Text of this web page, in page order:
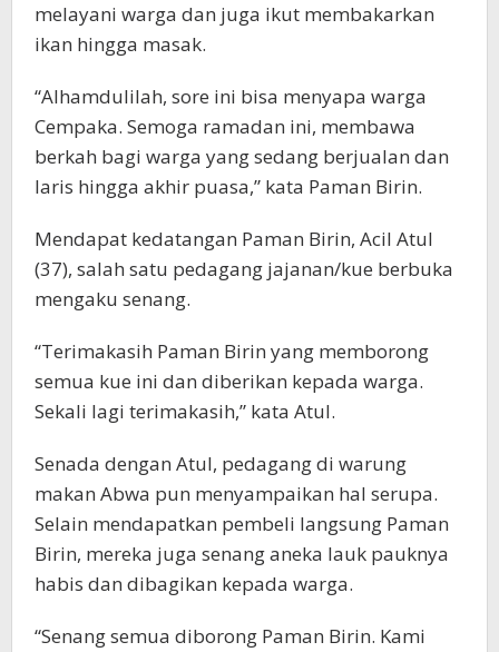
melayani warga dan juga ikut membakarkan
ikan hingga masak.
“Alhamdulilah, sore ini bisa menyapa warga
Cempaka. Semoga ramadan ini, membawa
berkah bagi warga yang sedang berjualan dan
laris hingga akhir puasa,” kata Paman Birin.
Mendapat kedatangan Paman Birin, Acil Atul
(37), salah satu pedagang jajanan/kue berbuka
mengaku senang.
“Terimakasih Paman Birin yang memborong
semua kue ini dan diberikan kepada warga.
Sekali lagi terimakasih,” kata Atul.
Senada dengan Atul, pedagang di warung
makan Abwa pun menyampaikan hal serupa.
Selain mendapatkan pembeli langsung Paman
Birin, mereka juga senang aneka lauk pauknya
habis dan dibagikan kepada warga.
“Senang semua diborong Paman Birin. Kami